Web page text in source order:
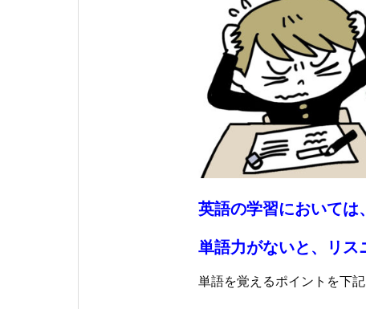
英語の学習においては
単語力がないと、リス
単語を覚えるポイントを下記